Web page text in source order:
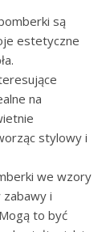
są
estetyczne
na
stylowy i
we wzory
i
to być